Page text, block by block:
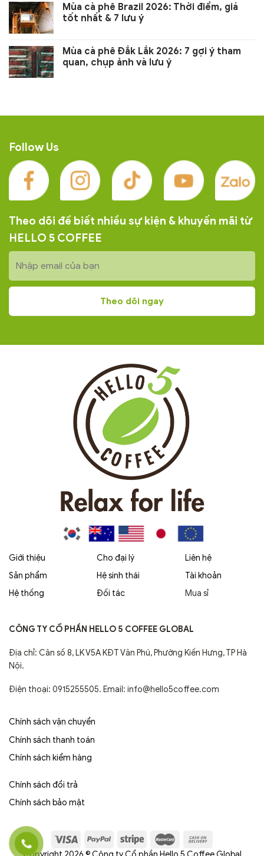
Mùa cà phê Brazil 2026: Thời điểm, giá
tốt nhất & 7 lưu ý
Mùa cà phê Đắk Lắk 2026: 7 gợi ý tham
quan, chụp ảnh và lưu ý
Follow Us
Theo dõi để biết nhiều sự kiện & khuyến mãi từ
HELLO 5 COFFEE
Giới thiệu
Sản phẩm
Hệ thống
Cho đại lý
Hệ sinh thái
Đối tác
Liên hệ
Tài khoản
Mua sỉ
CÔNG TY CỔ PHẦN HELLO 5 COFFEE GLOBAL
Địa chỉ: Căn số 8, LK V5A KĐT Văn Phú, Phường Kiến Hưng, TP Hà
Nội.
Điện thoại: 0915255505. Email: info@hello5coffee.com
Chính sách vận chuyển
Chính sách thanh toán
Chính sách kiểm hàng
Chính sách đổi trả
Chính sách bảo mật